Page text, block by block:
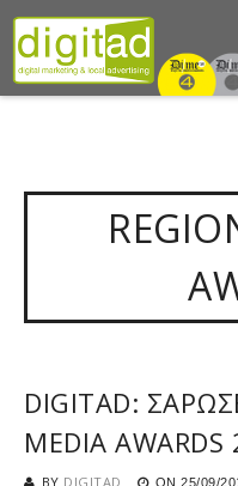
DIGITAD:
MEDIA AWARDS
BY DIGITAD ON 25/09/